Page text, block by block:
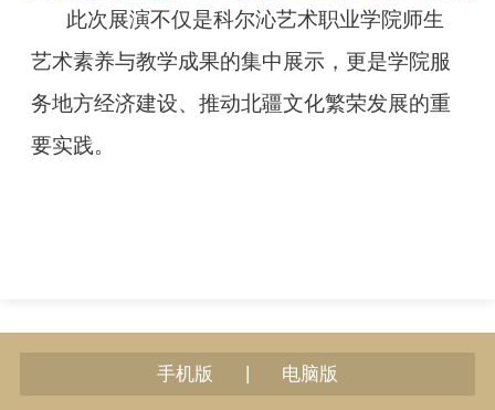
此次展演不仅是科尔沁艺术职业学院师生
艺术素养与教学成果的集中展示，更是学院服
务地方经济建设、推动北疆文化繁荣发展的重
要实践。
手机版 电脑版